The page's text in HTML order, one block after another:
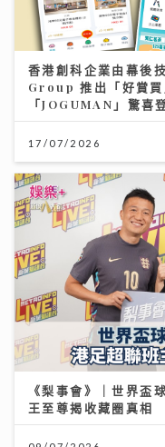
香港創科企業由幕後
Group 推出「好賞買
「JOGUMAN」驚喜
17/07/2026
《梨事會》｜世界盃
王至尊揭收藏圈真相